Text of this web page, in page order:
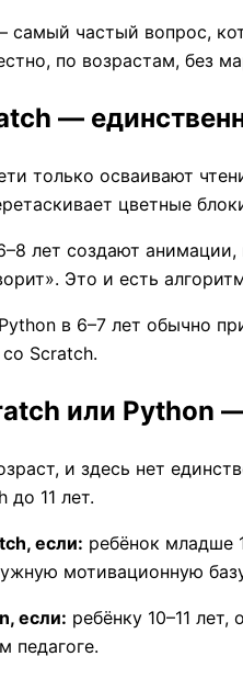
самый частый вопрос,
по возрастам, без
—
только осваивают
цветные
лет создают
Это и есть
в 6–7 лет обычно
Scratch.
или Python
и здесь нет
до 11 лет.
если: ребёнок младше
мотивационную
если: ребёнку 10–11
педагоге.